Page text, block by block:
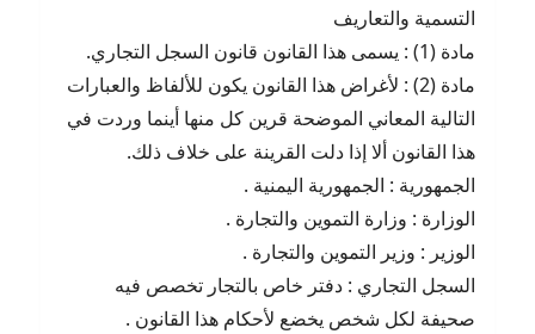
التسمية والتعاريف
مادة (1) : يسمى هذا القانون قانون السجل التجاري.
مادة (2) : لأغراض هذا القانون يكون للألفاظ والعبارات
التالية المعاني الموضحة قرين كل منها أينما وردت في
هذا القانون ألا إذا دلت القرينة على خلاف ذلك.
الجمهورية : الجمهورية اليمنية .
الوزارة : وزارة التموين والتجارة .
الوزير : وزير التموين والتجارة .
السجل التجاري : دفتر خاص بالتجار تخصص فيه
صحيفة لكل شخص يخضع لأحكام هذا القانون .